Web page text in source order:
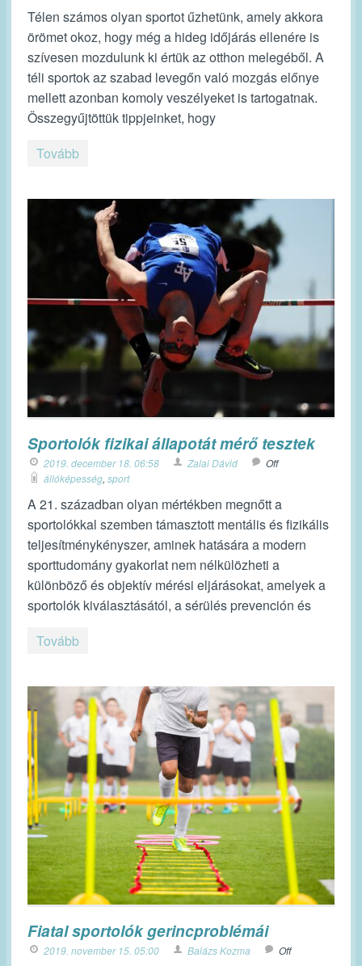
Télen számos olyan sportot űzhetünk, amely akkora
örömet okoz, hogy még a hideg időjárás ellenére is
szívesen mozdulunk ki értük az otthon melegéből. A
téli sportok az szabad levegőn való mozgás előnye
mellett azonban komoly veszélyeket is tartogatnak.
Összegyűjtöttük tippjeinket, hogy
Tovább
Sportolók fizikai állapotát mérő tesztek
2019. december 18. 06:58 Zalai Dávid
Off
állóképesség, sport
A 21. században olyan mértékben megnőtt a
sportolókkal szemben támasztott mentális és fizikális
teljesítménykényszer, aminek hatására a modern
sporttudomány gyakorlat nem nélkülözheti a
különböző és objektív mérési eljárásokat, amelyek a
sportolók kiválasztásától, a sérülés prevención és
Tovább
Fiatal sportolók gerincproblémái
2019. november 15. 05:00 Balázs Kozma Off